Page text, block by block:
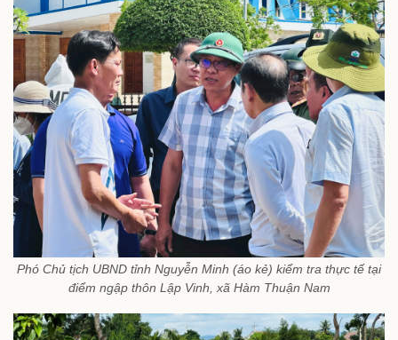
Phó Chủ tịch UBND tỉnh Nguyễn Minh (áo kẻ) kiểm tra thực tế tại
điểm ngập thôn Lập Vinh, xã Hàm Thuận Nam